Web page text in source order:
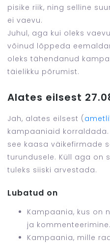
pisike riik, ning selline
ei vaevu.
Juhul, aga kui oleks
võinud lõppeda
oleks tähendanud
täielikku põrumist.
Alates eilsest
Jah, alates eilsest (
kampaaniaid
see kaasa väikefirmade
turundusele. Küll aga on
tuleks siiski arvestada.
Lubatud on
Kampaania, kus on
ja kommenteerimine.
Kampaania, mille